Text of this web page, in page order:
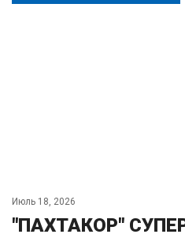
Июль 18, 2026
"ПАХТАКОР"